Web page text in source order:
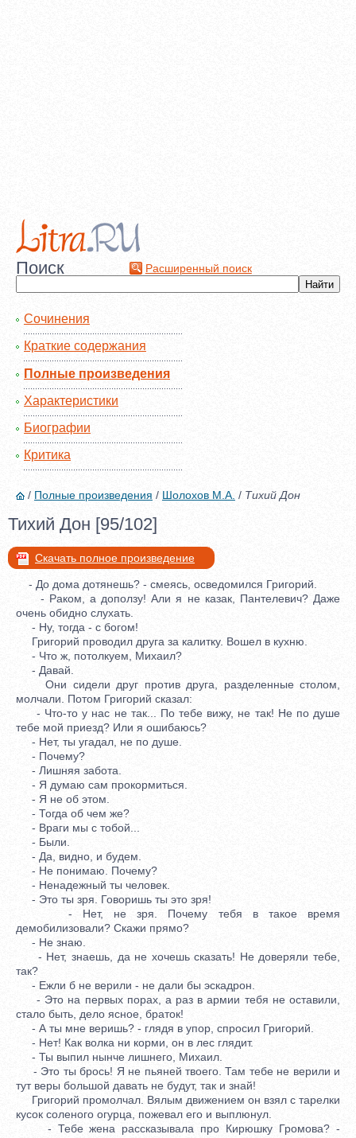
Поиск Расширенный поиск
Сочинения
Краткие содержания
Полные произведения
Характеристики
Биографии
Критика
/ Полные произведения / Шолохов М.А. / Тихий Дон
Тихий Дон [95/102]
Скачать полное произведение
- До дома дотянешь? - смеясь, осведомился Григорий.
- Раком, а доползу! Али я не казак, Пантелевич? Даже
очень обидно слухать.
- Ну, тогда - с богом!
Григорий проводил друга за калитку. Вошел в кухню.
- Что ж, потолкуем, Михаил?
- Давай.
Они сидели друг против друга, разделенные столом,
молчали. Потом Григорий сказал:
- Что-то у нас не так... По тебе вижу, не так! Не по душе
тебе мой приезд? Или я ошибаюсь?
- Нет, ты угадал, не по душе.
- Почему?
- Лишняя забота.
- Я думаю сам прокормиться.
- Я не об этом.
- Тогда об чем же?
- Враги мы с тобой...
- Были.
- Да, видно, и будем.
- Не понимаю. Почему?
- Ненадежный ты человек.
- Это ты зря. Говоришь ты это зря!
- Нет, не зря. Почему тебя в такое время
демобилизовали? Скажи прямо?
- Не знаю.
- Нет, знаешь, да не хочешь сказать! Не доверяли тебе,
так?
- Ежли б не верили - не дали бы эскадрон.
- Это на первых порах, а раз в армии тебя не оставили,
стало быть, дело ясное, браток!
- А ты мне веришь? - глядя в упор, спросил Григорий.
- Нет! Как волка ни корми, он в лес глядит.
- Ты выпил нынче лишнего, Михаил.
- Это ты брось! Я не пьяней твоего. Там тебе не верили и
тут веры большой давать не будут, так и знай!
Григорий промолчал. Вялым движением он взял с тарелки
кусок соленого огурца, пожевал его и выплюнул.
- Тебе жена рассказывала про Кирюшку Громова? -